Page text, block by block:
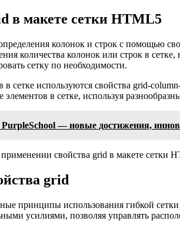
в макете сетки HTML5
колонок и строк с помощью
количества колонок или строк в
сетку по необходимости.
сетке используются свойства grid-
в сетке, используя
— новые достижения,
применении свойства grid в макете
grid
принципы использования гибкой
усилиями, позволяя управлять